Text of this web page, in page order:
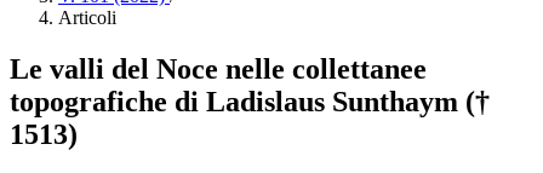
Articoli
Le valli del Noce nelle collettanee
topografiche di Ladislaus Sunthaym (†
1513)